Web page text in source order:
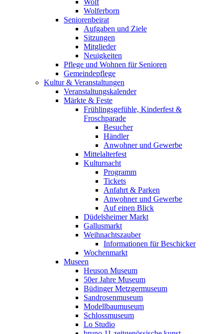
Wolf
Wolferborn
Seniorenbeirat
Aufgaben und Ziele
Sitzungen
Mitglieder
Neuigkeiten
Pflege und Wohnen für Senioren
Gemeindepflege
Kultur & Veranstaltungen
Veranstaltungskalender
Märkte & Feste
Frühlingsgefühle, Kinderfest &
Froschparade
Besucher
Händler
Anwohner und Gewerbe
Mittelalterfest
Kulturnacht
Programm
Tickets
Anfahrt & Parken
Anwohner und Gewerbe
Auf einen Blick
Düdelsheimer Markt
Gallusmarkt
Weihnachtszauber
Informationen für Beschicker
Wochenmarkt
Museen
Heuson Museum
50er Jahre Museum
Büdinger Metzgermuseum
Sandrosenmuseum
Modellbaumuseum
Schlossmuseum
Lo Studio